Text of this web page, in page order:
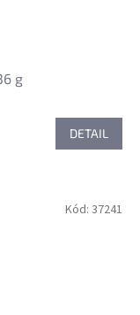
g
DETAIL
Kód: 37241